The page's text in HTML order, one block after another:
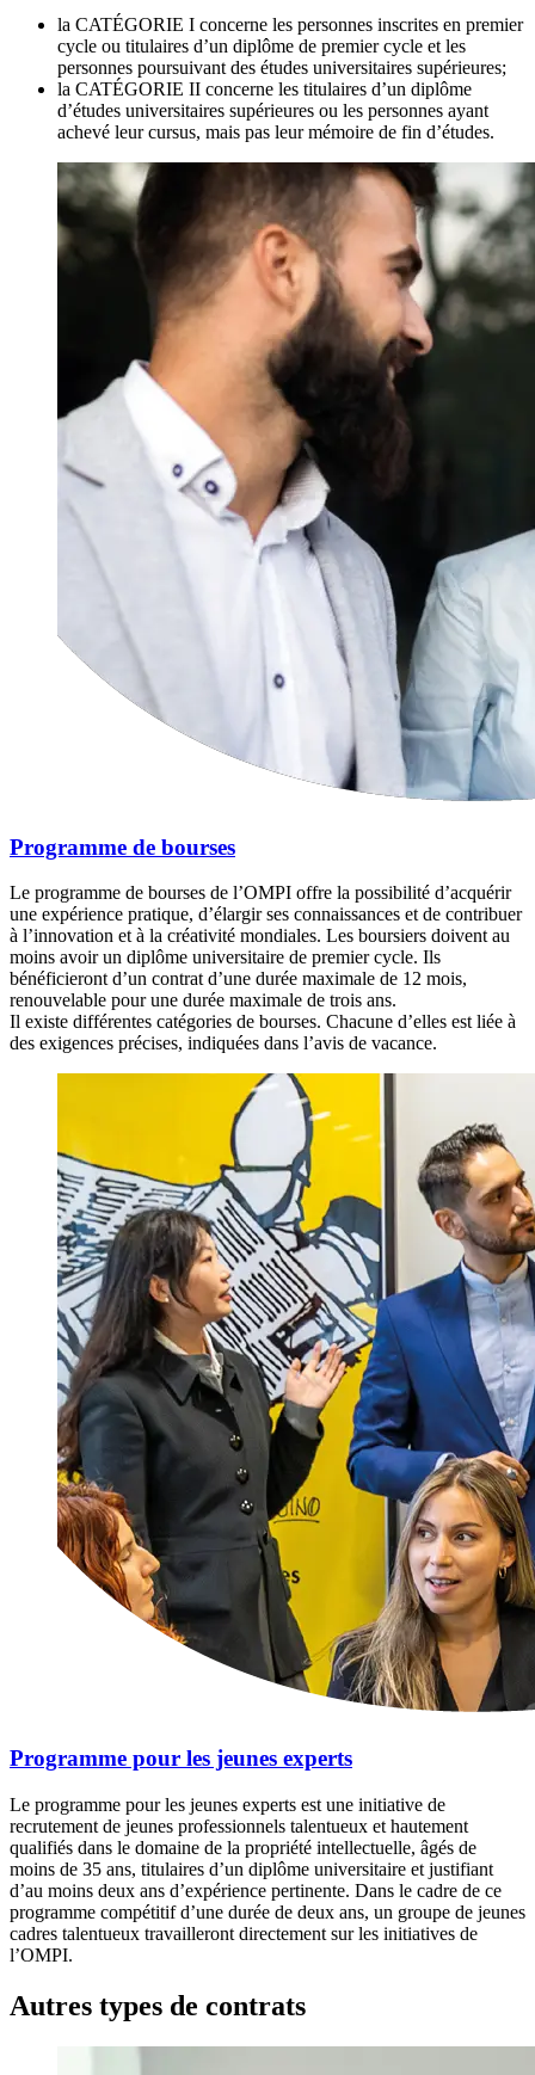
la CATÉGORIE I concerne les personnes inscrites en premier
cycle ou titulaires d’un diplôme de premier cycle et les
personnes poursuivant des études universitaires supérieures;
la CATÉGORIE II concerne les titulaires d’un diplôme
d’études universitaires supérieures ou les personnes ayant
achevé leur cursus, mais pas leur mémoire de fin d’études.
Programme de bourses
Le programme de bourses de l’OMPI offre la possibilité d’acquérir
une expérience pratique, d’élargir ses connaissances et de contribuer
à l’innovation et à la créativité mondiales. Les boursiers doivent au
moins avoir un diplôme universitaire de premier cycle. Ils
bénéficieront d’un contrat d’une durée maximale de 12 mois,
renouvelable pour une durée maximale de trois ans.
Il existe différentes catégories de bourses. Chacune d’elles est liée à
des exigences précises, indiquées dans l’avis de vacance.
Programme pour les jeunes experts
Le programme pour les jeunes experts est une initiative de
recrutement de jeunes professionnels talentueux et hautement
qualifiés dans le domaine de la propriété intellectuelle, âgés de
moins de 35 ans, titulaires d’un diplôme universitaire et justifiant
d’au moins deux ans d’expérience pertinente. Dans le cadre de ce
programme compétitif d’une durée de deux ans, un groupe de jeunes
cadres talentueux travailleront directement sur les initiatives de
l’OMPI.
Autres types de contrats